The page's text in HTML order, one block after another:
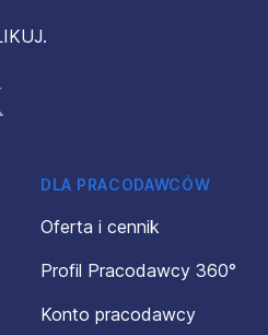
DLA PRACODAWCÓW
Oferta i cennik
Profil Pracodawcy 360°
Konto pracodawcy